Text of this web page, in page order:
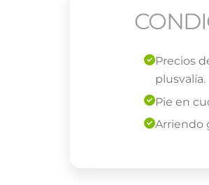
Precios
plusvalía.
Pie en
Arriendo